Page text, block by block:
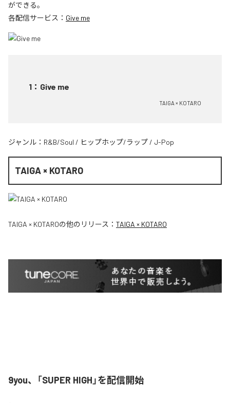
ができる。
各配信サービス： Give me
1 ： Give me
TAIGA × KOTARO
ジャンル： R&B/Soul / ヒップホップ/ラップ / J-Pop
TAIGA × KOTARO
TAIGA × KOTAROの他のリリース： TAIGA × KOTARO
9you、「SUPER HIGH」を配信開始